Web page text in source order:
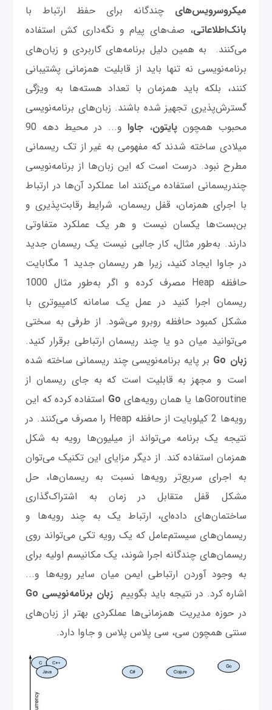
میکروسرویس‌های چندگانه برای حفظ ارتباط با
بانک‌اطلاعاتی، صف‌های پیام و نگه‌داری کش استفاده
می‌کنند. به همین دلیل برنامه‌های کاربردی و زبان‌های
برنامه‌نویسی نه تنها باید از قابلیت همزمانی پشتیبانی
کنند، بلکه باید همزمان با تعداد هسته‌ها به ویژگی
گسترش‌پذیری تجهیز شده باشند. زبان‌های برنامه‌نویسی
محبوب همچونپایتون، جاوا
و... در محیط دهه 90
میلادی ساخته شدند که مفهومی به غیر از تک ریسمانی
مطرح نبود. درست است که این زبان‌ها از برنامه‌نویسی
چندریسمانی استفاده می‌کنند اما عملکرد آن‌ها در ارتباط
با اجرای همزمان، قفل ریسمان، شرایط رقابت‌پذیری و
بن‌بست‌ها یکسان نیست و هر یک عملکرد متفاوتی
دارند. به‌طور مثال، کار جالبی نیست یک ریسمان جدید
در جاوا ایجاد کنید، زیرا هر ریسمان جدید 1 مگابایت
حافظه Heap مصرف کرده و اگر به‌طور مثال 1000
ریسمان اجرا کنید در عمل یک سامانه کامپیوتری با
مشکل کمبود حافظه روبرو می‌شود. از طرفی به سختی
می‌توانید میان دو یا چند ریسمان ارتباطی برقرار کنید.
زبان Go
بر پایه برنامه‌نویسی چند ریسمانی ساخته شده
است و مجهز به قابلیت است که به جای ریسمان از
Goroutineها یا همان رویه‌های
Go استفاده کرده که این
رویه‌ها 2 کیلوبایت از حافظه Heap را مصرف می‌کنند. در
نتیجه یک برنامه می‌تواند از میلیون‌ها رویه به شکل
همزمان استفاده کند. از دیگر مزایای این تکنیک می‌توان
به اجرای سریع‌تر رویه‌ها نسبت به ریسمان‌ها، حل
مشکل قفل متقابل در زمان به اشتراک‌گذاری
ساختمان‌های داده‌ای، ارتباط یک به چند رویه‌ها و
ریسمان‌های سیستم‌عامل که یک رویه تکی می‌تواند روی
ریسمان‌های چندگانه اجرا شوند، یک مکانیسم اولیه برای
به وجود آوردن ارتباطی ایمن میان سایر رویه‌ها و...
اشاره کرد. در نتیجه باید بگوییم زبان برنامه‌نویسی Go
در حوزه مدیریت همزمانی‌ها عملکردی بهتر از زبان‌های
سنتی همچون سی، سی پلاس پلاس و جاوا دارد.